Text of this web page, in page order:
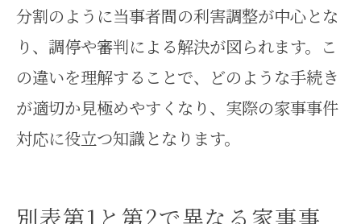
分割のように当事者間の利害調整が中心とな
り、調停や審判による解決が図られます。こ
の違いを理解することで、どのような手続き
が適切か見極めやすくなり、実際の家事事件
対応に役立つ知識となります。
別表第1と第2で異なる家事事